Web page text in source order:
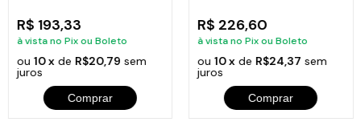
R$ 193,33
à vista no Pix ou Boleto
ou 10 xde R$20,79 sem
juros
Comprar
R$ 226,60
à vista no Pix ou Boleto
ou 10 xde R$24,37 sem
juros
Comprar